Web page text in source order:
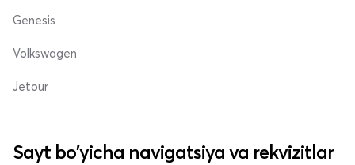
Genesis
Volkswagen
Jetour
Sayt bo'yicha navigatsiya va rekvizitlar